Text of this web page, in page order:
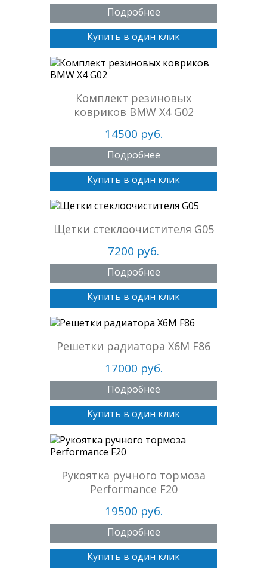
Подробнее
Купить в один клик
Комплект резиновых
ковриков BMW X4 G02
14500 руб.
Подробнее
Купить в один клик
Щетки стеклоочистителя G05
7200 руб.
Подробнее
Купить в один клик
Решетки радиатора X6M F86
17000 руб.
Подробнее
Купить в один клик
Рукоятка ручного тормоза
Performance F20
19500 руб.
Подробнее
Купить в один клик